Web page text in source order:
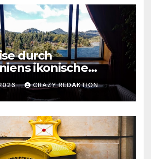
durch
ikonische
und
Schätze
CRAZY REDAKTION